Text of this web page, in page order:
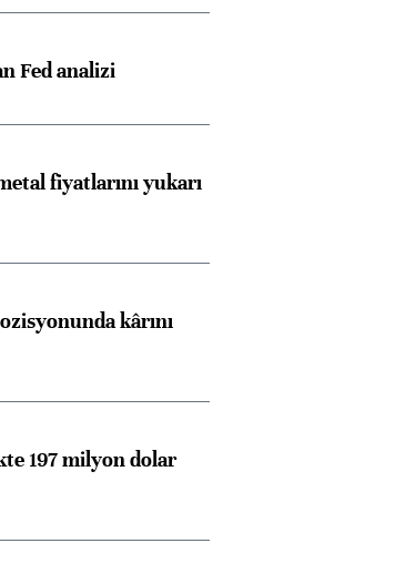
Fed analizi
fiyatlarını yukarı
kârını
197 milyon dolar